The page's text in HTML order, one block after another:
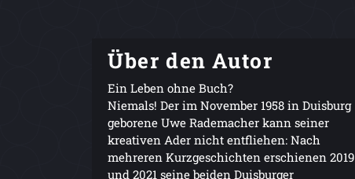
Über den Autor
Ein Leben ohne Buch?
Niemals! Der im November 1958 in Duisburg
geborene Uwe Rademacher kann seiner
kreativen Ader nicht entfliehen: Nach
mehreren Kurzgeschichten erschienen 2019
und 2021 seine beiden Duisburger